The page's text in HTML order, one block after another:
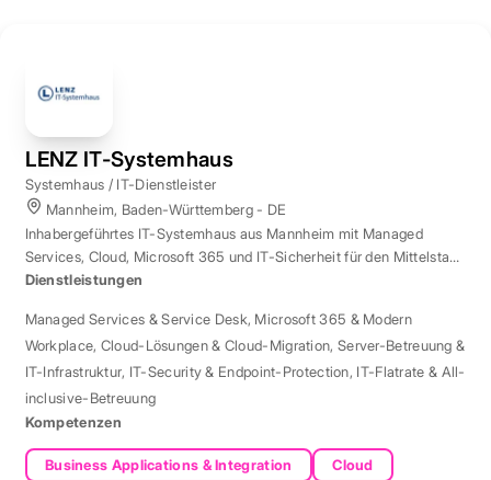
LENZ IT-Systemhaus
Systemhaus / IT-Dienstleister
Mannheim, Baden-Württemberg - DE
Inhabergeführtes IT-Systemhaus aus Mannheim mit Managed
Services, Cloud, Microsoft 365 und IT-Sicherheit für den Mittelstand
der Region Rhein-Neckar.
Dienstleistungen
Managed Services & Service Desk, Microsoft 365 & Modern
Workplace, Cloud-Lösungen & Cloud-Migration, Server-Betreuung &
IT-Infrastruktur, IT-Security & Endpoint-Protection, IT-Flatrate & All-
inclusive-Betreuung
Kompetenzen
Business Applications & Integration
Cloud